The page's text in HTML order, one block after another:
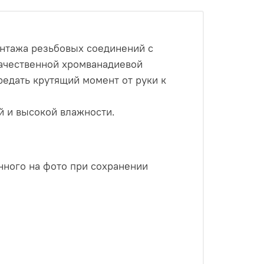
резьбовых соединений с
хромванадиевой
крутящий момент от руки к
и высокой влажности.
на фото при сохранении